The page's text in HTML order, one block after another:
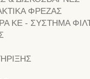
ΦΡΕΖΑΣ
ΚΕ - ΣΥΣΤΗΜΑ